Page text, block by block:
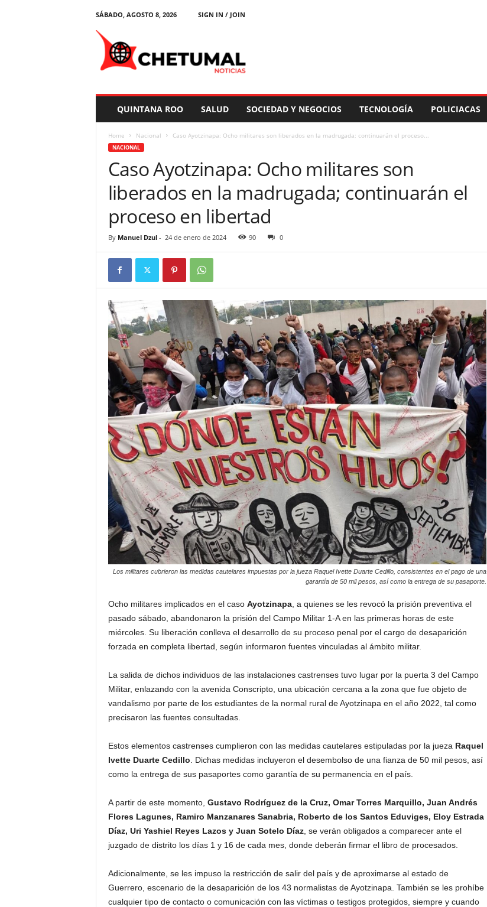
SÁBADO, AGOSTO 8, 2026
SIGN IN / JOIN
QUINTANA ROO SALUD SOCIEDAD Y NEGOCIOS TECNOLOGÍA POLICIACAS
Home Nacional Caso Ayotzinapa: Ocho militares son liberados en la madrugada; continuarán el proceso...
NACIONAL
Caso Ayotzinapa: Ocho militares son
liberados en la madrugada; continuarán el
proceso en libertad
By Manuel Dzul- 24 de enero de 2024 90 0
Los militares cubrieron las medidas cautelares impuestas por la jueza Raquel Ivette Duarte Cedillo, consistentes en el pago de una
garantía de 50 mil pesos, así como la entrega de su pasaporte.
Ocho militares implicados en el caso Ayotzinapa, a quienes se les revocó la prisión preventiva el
pasado sábado, abandonaron la prisión del Campo Militar 1-A en las primeras horas de este
miércoles. Su liberación conlleva el desarrollo de su proceso penal por el cargo de desaparición
forzada en completa libertad, según informaron fuentes vinculadas al ámbito militar.
La salida de dichos individuos de las instalaciones castrenses tuvo lugar por la puerta 3 del Campo
Militar, enlazando con la avenida Conscripto, una ubicación cercana a la zona que fue objeto de
vandalismo por parte de los estudiantes de la normal rural de Ayotzinapa en el año 2022, tal como
precisaron las fuentes consultadas.
Estos elementos castrenses cumplieron con las medidas cautelares estipuladas por la jueza Raquel
Ivette Duarte Cedillo . Dichas medidas incluyeron el desembolso de una fianza de 50 mil pesos, así
como la entrega de sus pasaportes como garantía de su permanencia en el país.
A partir de este momento, Gustavo Rodríguez de la Cruz, Omar Torres Marquillo, Juan Andrés
Flores Lagunes, Ramiro Manzanares Sanabria, Roberto de los Santos Eduviges, Eloy Estrada
Díaz, Uri Yashiel Reyes Lazos y Juan Sotelo Díaz, se verán obligados a comparecer ante el
juzgado de distrito los días 1 y 16 de cada mes, donde deberán firmar el libro de procesados.
Adicionalmente, se les impuso la restricción de salir del país y de aproximarse al estado de
Guerrero, escenario de la desaparición de los 43 normalistas de Ayotzinapa. También se les prohíbe
cualquier tipo de contacto o comunicación con las víctimas o testigos protegidos, siempre y cuando